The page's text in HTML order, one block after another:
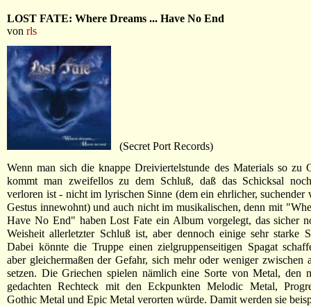
LOST FATE: Where Dreams ... Have No End
von rls
(Secret Port Records)
Wenn man sich die knappe Dreiviertelstunde des Materials so zu
kommt man zweifellos zu dem Schluß, daß das Schicksal
verloren ist - nicht im lyrischen Sinne (dem ein ehrlicher, suchender
Gestus innewohnt) und auch nicht im musikalischen, denn mit
Have No End" haben Lost Fate ein Album vorgelegt, das sicher
Weisheit allerletzter Schluß ist, aber dennoch einige sehr starke
Dabei könnte die Truppe einen zielgruppenseitigen Spagat
aber gleichermaßen der Gefahr, sich mehr oder weniger zwischen
setzen. Die Griechen spielen nämlich eine Sorte von Metal, den
gedachten Rechteck mit den Eckpunkten Melodic Metal,
Gothic Metal und Epic Metal verorten würde. Damit werden sie